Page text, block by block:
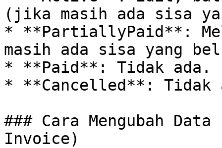
(jika masih ada sisa
* **PartiallyPaid**:
masih ada sisa yang
* **Paid**: Tidak ada.
* **Cancelled**: Tidak
### Cara Mengubah
Invoice)